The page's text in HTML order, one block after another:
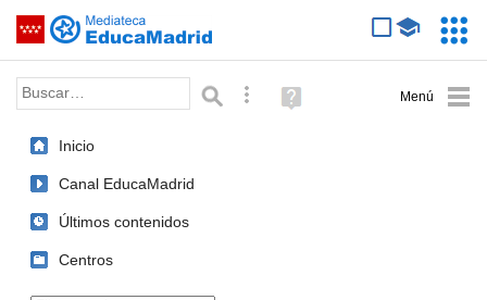
Saltar navegación
Palabra o frase: Búsqueda avanzada
Ayuda
(en
Inicio
Canal EducaMadrid
Últimos contenidos
Centros